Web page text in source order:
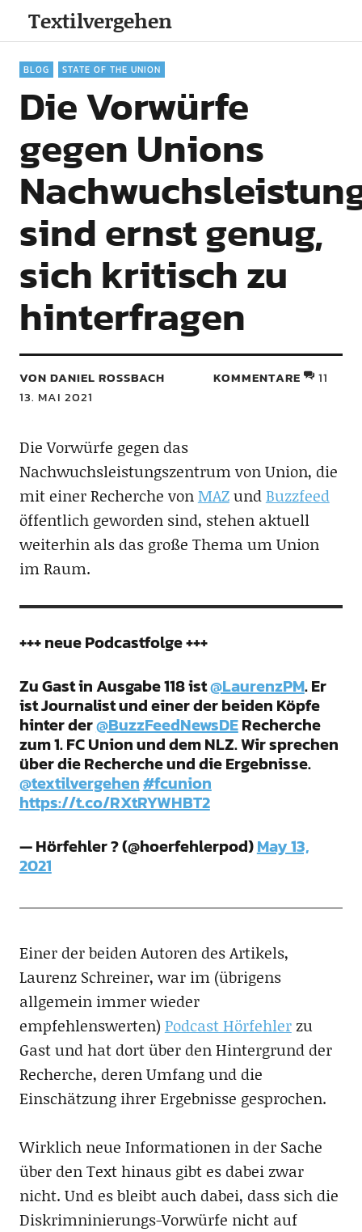
Textilvergehen
BLOG STATE OF THE UNION
Die Vorwürfe
gegen Unions
sind ernst genug,
sich kritisch zu
hinterfragen
VON DANIEL ROSSBACH
13. MAI 2021
KOMMENTARE 11
Die Vorwürfe gegen das
Nachwuchsleistungszentrum von Union, die
mit einer Recherche vonMAZundBuzzfeed
öffentlich geworden sind, stehen aktuell
weiterhin als das große Thema um Union
im Raum.
+++ neue Podcastfolge +++
Zu Gast in Ausgabe 118 ist@LaurenzPM. Er
ist Journalist und einer der beiden Köpfe
hinter der@BuzzFeedNewsDERecherche
zum 1. FC Union und dem NLZ. Wir sprechen
über die Recherche und die Ergebnisse.
@textilvergehen#fcunion
https://t.co/RXtRYWHBT2
— Hörfehler ? (@hoerfehlerpod)May 13,
2021
Einer der beiden Autoren des Artikels,
Laurenz Schreiner, war im (übrigens
allgemein immer wieder
empfehlenswerten) Podcast Hörfehlerzu
Gast und hat dort über den Hintergrund der
Recherche, deren Umfang und die
Einschätzung ihrer Ergebnisse gesprochen.
Wirklich neue Informationen in der Sache
über den Text hinaus gibt es dabei zwar
nicht. Und es bleibt auch dabei, dass sich die
Diskrimninierungs-Vorwürfe nicht auf